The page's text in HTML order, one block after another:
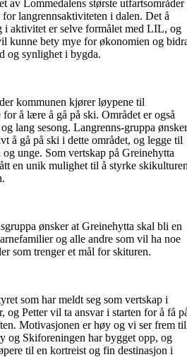
av Lommedalens største utfartsområder
langrennsaktiviteten i dalen. Det å
i aktivitet er selve formålet med LIL, og
kunne bety mye for økonomien og
og synlighet i bygda.
kommunen kjører løypene til
å lære å gå på ski. Området er også
lang sesong. Langrenns-gruppa ønsker
å gå på ski i dette området, og legge til
unge. Som vertskap på Greinehytta
en unik mulighet til å styrke
ønsker at Greinehytta skal bli en
og alle andre som vil ha noe
som trenger et mål for skituren.
som har meldt seg som vertskap i
og Petter vil ta ansvar i starten for å få
Motivasjonen er høy og vi ser frem til
og Skiforeningen har bygget opp, og
til en kortreist og fin destinasjon i